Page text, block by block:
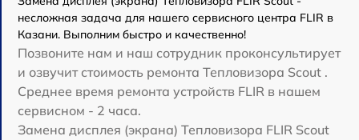
несложная задача для нашего сервисного центра FLIR в
Казани. Выполним быстро и качественно!
Позвоните нам и наш сотрудник проконсультирует
и озвучит стоимость ремонта Тепловизора Scout .
Среднее время ремонта устройств FLIR в нашем
сервисном - 2 часа.
Замена дисплея (экрана) Тепловизора FLIR Scout